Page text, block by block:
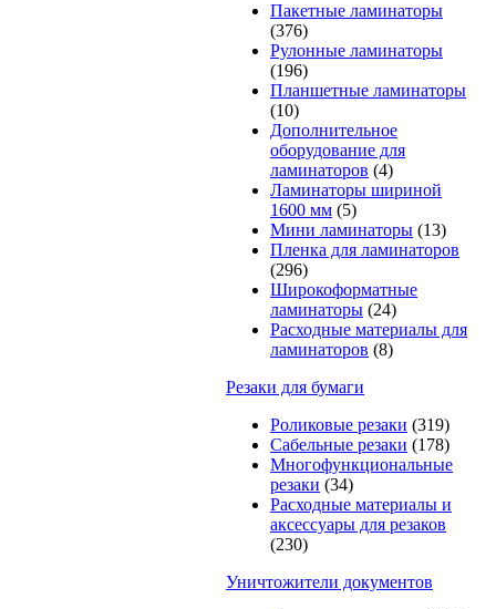
Пакетные ламинаторы
(376)
Рулонные ламинаторы
(196)
Планшетные ламинаторы
(10)
Дополнительное
оборудование для
ламинаторов (4)
Ламинаторы шириной
1600 мм (5)
Мини ламинаторы (13)
Пленка для ламинаторов
(296)
Широкоформатные
ламинаторы (24)
Расходные материалы для
ламинаторов (8)
Резаки для бумаги
Роликовые резаки (319)
Сабельные резаки (178)
Многофункциональные
резаки (34)
Расходные материалы и
аксессуары для резаков
(230)
Уничтожители документов